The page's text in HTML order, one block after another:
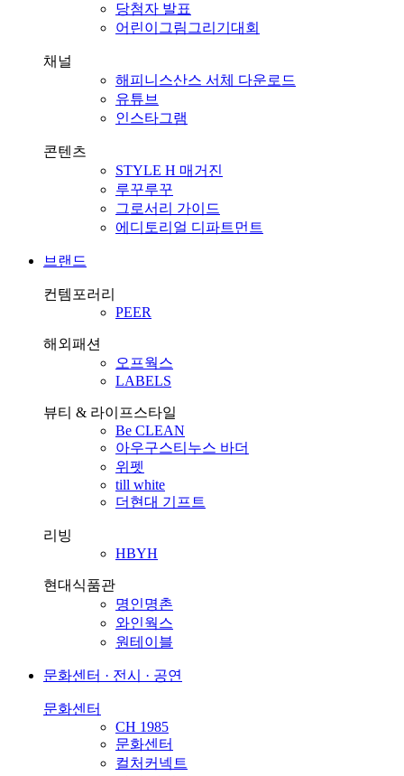
당첨자 발표
어린이그림그리기대회
채널
해피니스산스 서체 다운로드
유튜브
인스타그램
콘텐츠
STYLE H 매거진
루꾸루꾸
그로서리 가이드
에디토리얼 디파트먼트
브랜드
컨템포러리
PEER
해외패션
오프웍스
LABELS
뷰티 & 라이프스타일
Be CLEAN
아우구스티누스 바더
위펫
till white
더현대 기프트
리빙
HBYH
현대식품관
명인명촌
와인웍스
원테이블
문화센터 · 전시 · 공연
문화센터
CH 1985
문화센터
컬처커넥트